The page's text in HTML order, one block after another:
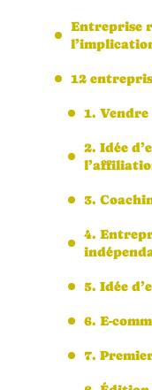
Entreprise
12
1.
2. Idée
3.
4.
5. Idée
6. E-
7.